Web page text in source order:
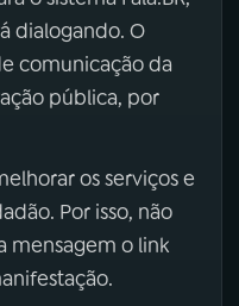
dialogando. O
comunicação da
pública, por
os serviços e
Por isso, não
mensagem o link